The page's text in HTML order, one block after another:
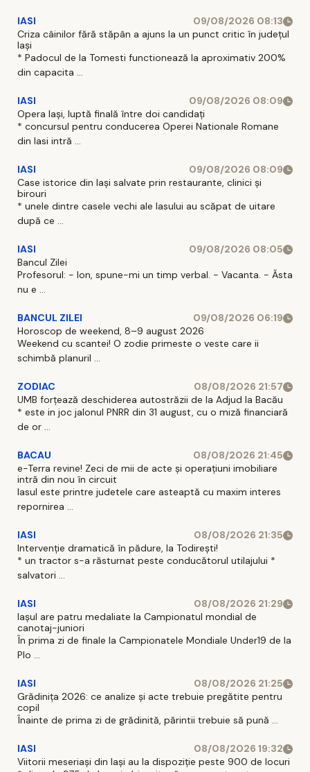
IASI
09/08/2026 08:13
Criza câinilor fără stăpân a ajuns la un punct critic în județul
Iași
* Padocul de la Tomesti functionează la aproximativ 200%
din capacita ...
IASI
09/08/2026 08:09
Opera Iași, luptă finală între doi candidați
* concursul pentru conducerea Operei Nationale Romane
din Iasi intră ...
IASI
09/08/2026 08:09
Case istorice din Iași salvate prin restaurante, clinici și
birouri
* unele dintre casele vechi ale Iasului au scăpat de uitare
după ce ...
IASI
09/08/2026 08:05
Bancul Zilei
Profesorul: - Ion, spune-mi un timp verbal. - Vacanta. - Ăsta
nu e ...
BANCUL ZILEI
09/08/2026 06:19
Horoscop de weekend, 8–9 august 2026
Weekend cu scantei! O zodie primeste o veste care ii
schimbă planuril ...
ZODIAC
08/08/2026 21:57
UMB forțează deschiderea autostrăzii de la Adjud la Bacău
* este in joc jalonul PNRR din 31 august, cu o miză financiară
de or ...
BACAU
08/08/2026 21:45
e-Terra revine! Zeci de mii de acte și operațiuni imobiliare
intră din nou în circuit
Iasul este printre judetele care asteaptă cu maxim interes
repornirea ...
IASI
08/08/2026 21:35
Intervenție dramatică în pădure, la Todirești!
* un tractor s-a răsturnat peste conducătorul utilajului *
salvatori ...
IASI
08/08/2026 21:29
Iaşul are patru medaliate la Campionatul mondial de
canotaj-juniori
În prima zi de finale la Campionatele Mondiale Under19 de la
Plo ...
IASI
08/08/2026 21:25
Grădinița 2026: ce analize și acte trebuie pregătite pentru
copil
Înainte de prima zi de grădinită, părintii trebuie să pună ...
IASI
08/08/2026 19:32
Viitorii meseriași din Iași au la dispoziție peste 900 de locuri